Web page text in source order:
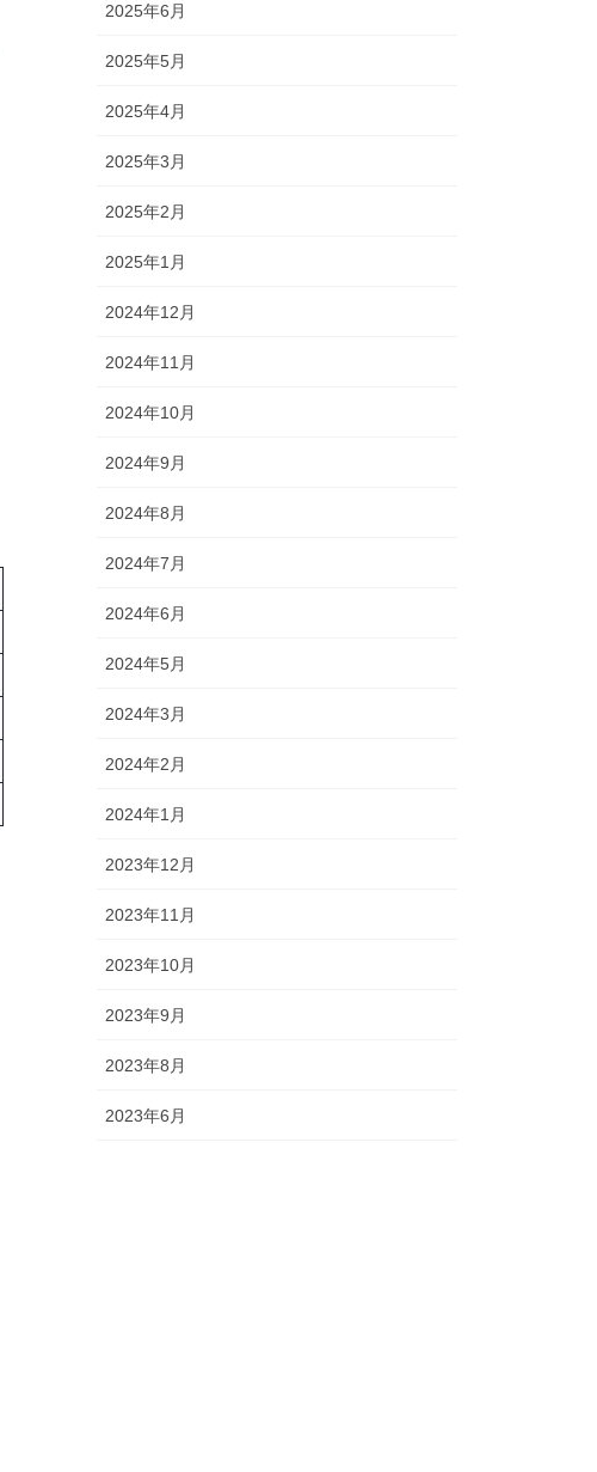
2025年6月
2025年5月
2025年4月
2025年3月
2025年2月
2025年1月
2024年12月
2024年11月
2024年10月
2024年9月
2024年8月
2024年7月
2024年6月
2024年5月
2024年3月
2024年2月
2024年1月
2023年12月
2023年11月
2023年10月
2023年9月
2023年8月
2023年6月